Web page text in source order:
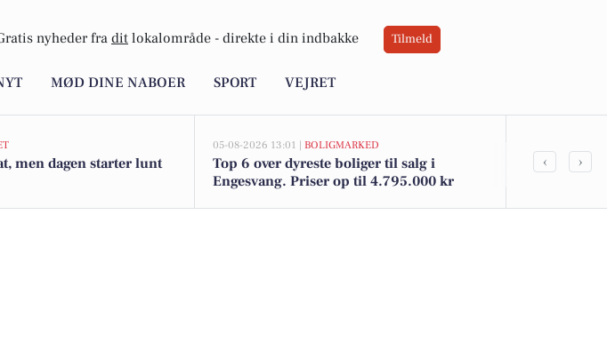
nyheder fra dit lokalområde - direkte i din indbakke Tilmeld
MØD DINE NABOER SPORT VEJRET
men dagen starter lunt
05-08-2026 13:01 | BOLIGMARKED
Top 6 over dyreste boliger til salg i
Engesvang. Priser op til 4.795.000 kr
Bliv
‹ ›